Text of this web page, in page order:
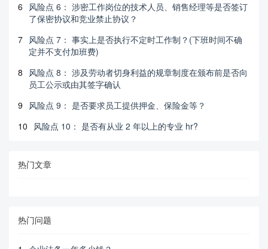
6 风险点 6： 涉密工作岗位的技术人员、销售经理等是否签订
了保密协议和竞业禁止协议？
7 风险点 7： 事实上是否执行不定时工作制？(下班时间不确
定并不支付加班费)
8 风险点 8： 涉及劳动者切身利益的规章制度在颁布前是否向
员工公示或由其签字确认
9 风险点 9： 是否要求员工提供押金、保险金等？
10 风险点 10： 是否有从业 2 年以上的专业 hr?
热门文章
热门问题